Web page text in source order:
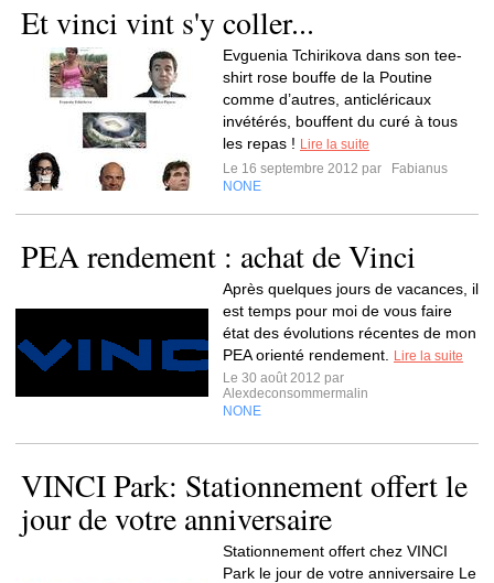
Et vinci vint s'y coller...
Evguenia Tchirikova dans son tee-
shirt rose bouffe de la Poutine
comme d’autres, anticléricaux
invétérés, bouffent du curé à tous
les repas ! Lire la suite
Le 16 septembre 2012 par
Fabianus
NONE
PEA rendement : achat de Vinci
Après quelques jours de vacances, il
est temps pour moi de vous faire
état des évolutions récentes de mon
PEA orienté rendement.
Lire la suite
Le 30 août 2012 par
Alexdeconsommermalin
NONE
VINCI Park: Stationnement offert le
jour de votre anniversaire
Stationnement offert chez VINCI
Park le jour de votre anniversaire Le